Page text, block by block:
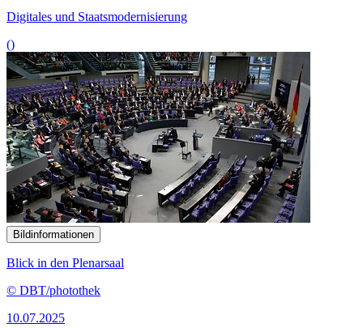
Digitales und Staatsmodernisierung
()
Bildinformationen
Blick in den Plenarsaal
© DBT/photothek
10.07.2025